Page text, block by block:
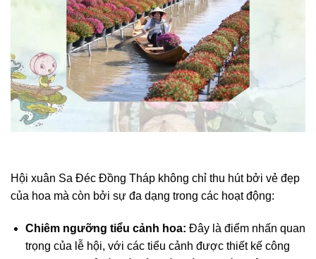
Hội xuân Sa Đéc Đồng Tháp không chỉ thu hút bởi vẻ đẹp
của hoa mà còn bởi sự đa dạng trong các hoạt động:
Chiêm ngưỡng tiểu cảnh hoa: Đây là điểm nhấn quan
trọng của lễ hội, với các tiểu cảnh được thiết kế công